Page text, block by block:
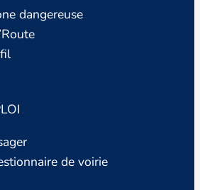
dangereuse
de voirie